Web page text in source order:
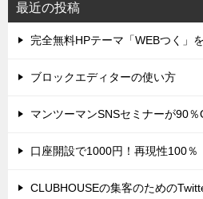
最近の投稿
完全無料HPテーマ「WEBつく」
ブロックエディターの使い方
マンツーマンSNSセミナーが90
口座開設で1000円！再現性100％
CLUBHOUSEの集客のための